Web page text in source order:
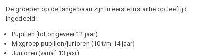
De groepen op de lange baan zijn in eerste instantie op leeftijd
ingedeeld:
Pupillen (tot ongeveer 12 jaar)
Mixgroep pupillen/junioren (10 t/m 14 jaar)
Junioren (vanaf 13 jaar)